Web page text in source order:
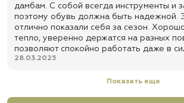
дамбам. С собой всегда инструменты и
поэтому обувь должна быть надежной.
отлично показали себя за сезон.
тепло, уверенно держатся на разных
позволяют спокойно работать даже в
28.03.2025
Показать еще